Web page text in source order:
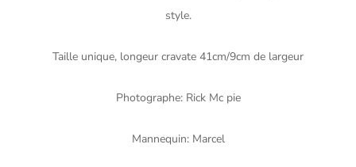
style.
Taille unique, longeur cravate 41cm/9cm de largeur
Photographe: Rick Mc pie
Mannequin: Marcel